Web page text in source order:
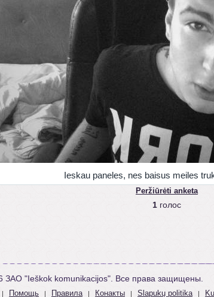
Ieskau paneles, nes baisus meiles
Peržiūrėti anketa
1 голос
ЗАО "Ieškok komunikacijos". Все права защищены.
| Помощь | Правила | Конакты | Slapukų politika |